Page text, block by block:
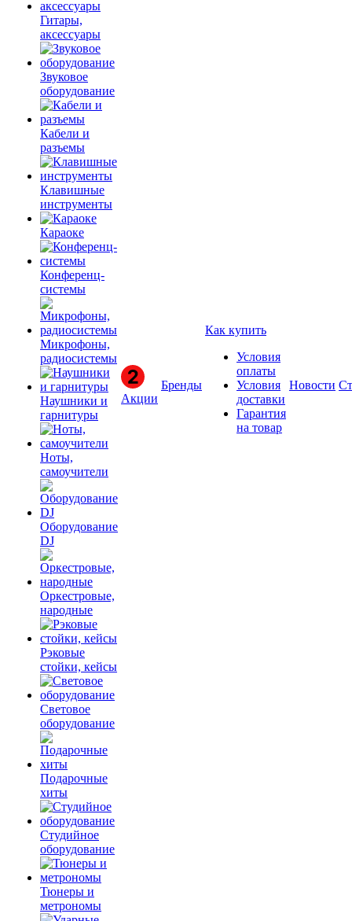
Гитары,
аксессуары
Звуковое
оборудование
Кабели и
разъемы
Клавишные
инструменты
Караоке
Конференц-
системы
Микрофоны,
радиосистемы
Наушники и
гарнитуры
Ноты,
самоучители
Оборудование
DJ
Оркестровые,
народные
Рэковые
стойки, кейсы
Световое
оборудование
Подарочные
хиты
Студийное
оборудование
Тюнеры и
метрономы
Акции
Бренды
Как купить
Условия
оплаты
Условия
доставки
Гарантия
на товар
Новости